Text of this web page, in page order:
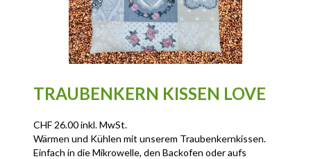
TRAUBENKERN KISSEN LOVE
CHF 26.00inkl. MwSt.
Wärmen und Kühlen mit unserem Traubenkernkissen.
Einfach in die Mikrowelle, den Backofen oder aufs